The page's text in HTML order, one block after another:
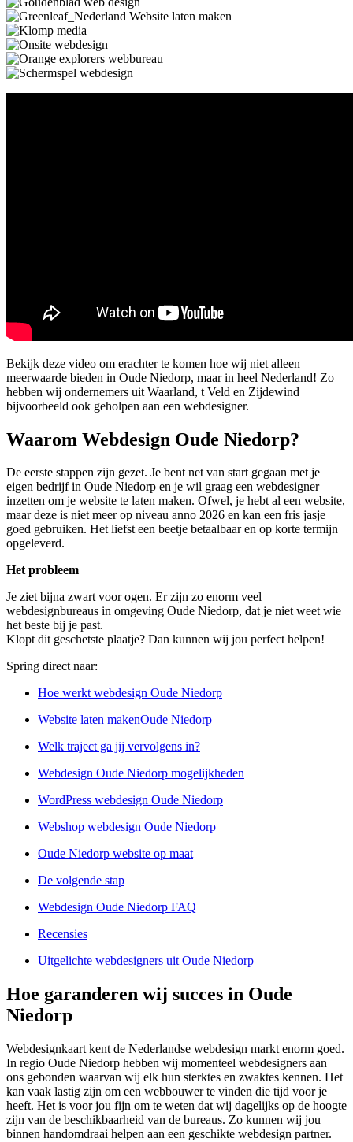
Bekijk deze video om erachter te komen hoe wij niet alleen
meerwaarde bieden in Oude Niedorp, maar in heel Nederland! Zo
hebben wij ondernemers uit Waarland, t Veld en Zijdewind
bijvoorbeeld ook geholpen aan een webdesigner.
Waarom Webdesign Oude Niedorp?
De eerste stappen zijn gezet. Je bent net van start gegaan met je
eigen bedrijf in Oude Niedorp en je wil graag een webdesigner
inzetten om je website te laten maken. Ofwel, je hebt al een website,
maar deze is niet meer op niveau anno 2026 en kan een fris jasje
goed gebruiken. Het liefst een beetje betaalbaar en op korte termijn
opgeleverd.
Het probleem
Je ziet bijna zwart voor ogen. Er zijn zo enorm veel
webdesignbureaus in omgeving Oude Niedorp, dat je niet weet wie
het beste bij je past.
Klopt dit geschetste plaatje? Dan kunnen wij jou perfect helpen!
Spring direct naar:
Hoe werkt webdesign Oude Niedorp
Website laten makenOude Niedorp
Welk traject ga jij vervolgens in?
Webdesign Oude Niedorp mogelijkheden
WordPress webdesign Oude Niedorp
Webshop webdesign Oude Niedorp
Oude Niedorp website op maat
De volgende stap
Webdesign Oude Niedorp FAQ
Recensies
Uitgelichte webdesigners uit Oude Niedorp
Hoe garanderen wij succes in Oude
Niedorp
Webdesignkaart kent de Nederlandse webdesign markt enorm goed.
In regio Oude Niedorp hebben wij momenteel webdesigners aan
ons gebonden waarvan wij elk hun sterktes en zwaktes kennen. Het
kan vaak lastig zijn om een webbouwer te vinden die tijd voor je
heeft. Het is voor jou fijn om te weten dat wij dagelijks op de hoogte
zijn van de beschikbaarheid van de bureaus. Zo kunnen wij jou
binnen handomdraai helpen aan een geschikte webdesign partner.